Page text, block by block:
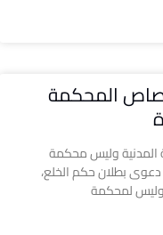
المحكمة
وليس محكمة
بطلان حكم الخلع،
وليس لمحكمة